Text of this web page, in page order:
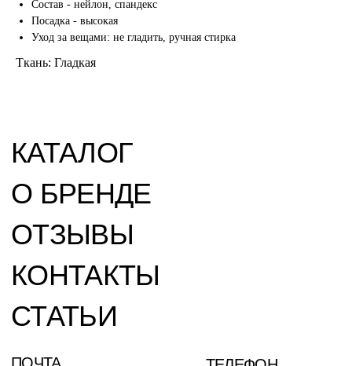
Состав - нейлон, спандекс
Посадка - высокая
Уход за вещами: не гладить, ручная стирка
Ткань: Гладкая
ПОЛИТИКА КОНФИДЕНЦИАЛЬНОСТИ
+7
Я даю согласие на обработку
персональных данных в соответствии с
Политикой обработки персональных